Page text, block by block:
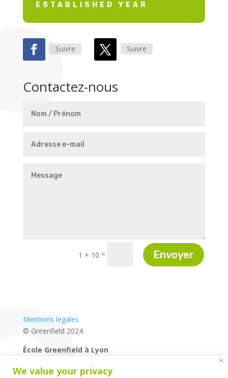
We value your privacy
ESTABLISHED YEAR
Suivre Suivre
Contactez-nous
1 + 10 = Envoyer
Mentions légales
© Greenfield 2024
École Greenfield à Lyon
14 rue de la Mairie – 69660 – Collonges-au-Mont-d’Or